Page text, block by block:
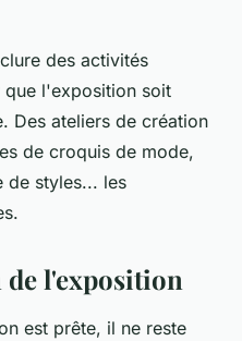
des activités
que l'exposition soit
Des ateliers de création
de croquis de mode,
de styles... les
l'exposition
est prête, il ne reste